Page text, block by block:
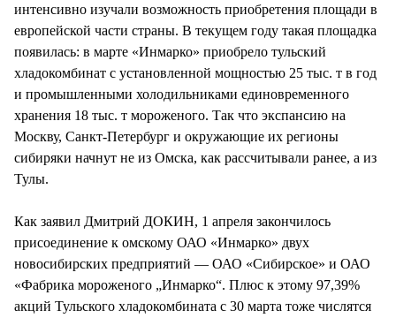
интенсивно изучали возможность приобретения площади в
европейской части страны. В текущем году такая площадка
появилась: в марте «Инмарко» приобрело тульский
хладокомбинат с установленной мощностью 25 тыс. т в год
и промышленными холодильниками единовременного
хранения 18 тыс. т мороженого. Так что экспансию на
Москву, Санкт-Петербург и окружающие их регионы
сибиряки начнут не из Омска, как рассчитывали ранее, а из
Тулы.
Как заявил Дмитрий ДОКИН, 1 апреля закончилось
присоединение к омскому ОАО «Инмарко» двух
новосибирских предприятий — ОАО «Сибирское» и ОАО
«Фабрика мороженого „Инмарко“. Плюс к этому 97,39%
акций Тульского хладокомбината с 30 марта тоже числятся